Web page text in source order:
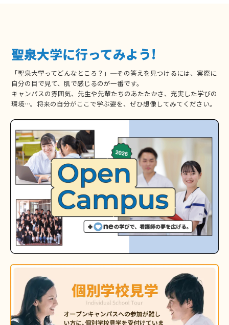
聖泉大学に行ってみよう!
「聖泉大学ってどんなところ？」─その答えを見つけるには、実際に
自分の目で見て、肌で感じるのが一番です。
キャンパスの雰囲気、先生や先輩たちのあたたかさ、充実した学びの
環境…。将来の自分がここで学ぶ姿を、ぜひ想像してみてください。